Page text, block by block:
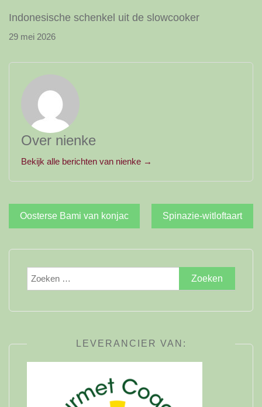
Indonesische schenkel uit de slowcooker
29 mei 2026
Over nienke
Bekijk alle berichten van nienke →
Bericht
navigatie
Oosterse Bami van konjac Spinazie-witloftaart
Zoeken
naar:
LEVERANCIER VAN: